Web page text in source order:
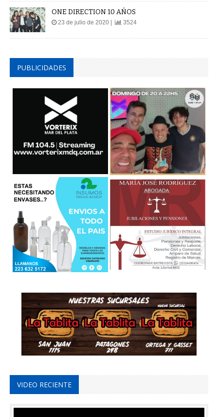
ONE DIRECTION 10 AÑOS
23 de julio de 2020 | 3524
PUBLICIDADES
VIDEO RECIENTE